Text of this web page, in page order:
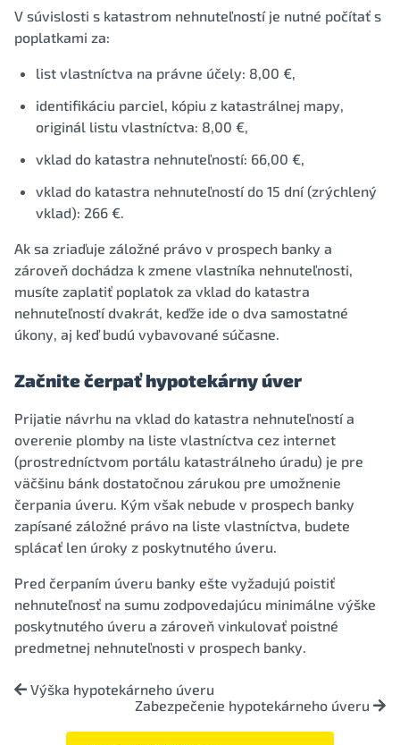
V súvislosti s katastrom nehnuteľností je nutné počítať s
poplatkami za:
list vlastníctva na právne účely: 8,00 €,
identifikáciu parciel, kópiu z katastrálnej mapy,
originál listu vlastníctva: 8,00 €,
vklad do katastra nehnuteľností: 66,00 €,
vklad do katastra nehnuteľností do 15 dní (zrýchlený
vklad): 266 €.
Ak sa zriaďuje záložné právo v prospech banky a
zároveň dochádza k zmene vlastníka nehnuteľnosti,
musíte zaplatiť poplatok za vklad do katastra
nehnuteľností dvakrát, keďže ide o dva samostatné
úkony, aj keď budú vybavované súčasne.
Začnite čerpať hypotekárny úver
Prijatie návrhu na vklad do katastra nehnuteľností a
overenie plomby na liste vlastníctva cez internet
(prostredníctvom portálu katastrálneho úradu) je pre
väčšinu bánk dostatočnou zárukou pre umožnenie
čerpania úveru. Kým však nebude v prospech banky
zapísané záložné právo na liste vlastníctva, budete
splácať len úroky z poskytnutého úveru.
Pred čerpaním úveru banky ešte vyžadujú poistiť
nehnuteľnosť na sumu zodpovedajúcu minimálne výške
poskytnutého úveru a zároveň vinkulovať poistné
predmetnej nehnuteľnosti v prospech banky.
Výška hypotekárneho úveru
Zabezpečenie hypotekárneho úveru